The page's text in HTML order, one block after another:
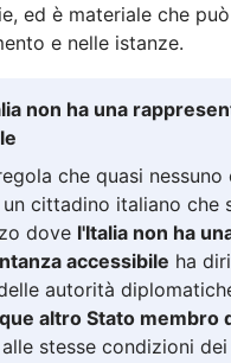
ed è materiale che
e nelle istanze.
non ha una
che quasi
cittadino italiano che
dove l'Italia non ha
accessibile ha
autorità
altro Stato membro
alle stesse condizioni